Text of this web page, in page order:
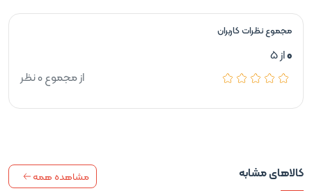
کالاهای مشابه مشاهده همه
مجموع نظرات کاربران
0از 5
از مجموع 0 نظر